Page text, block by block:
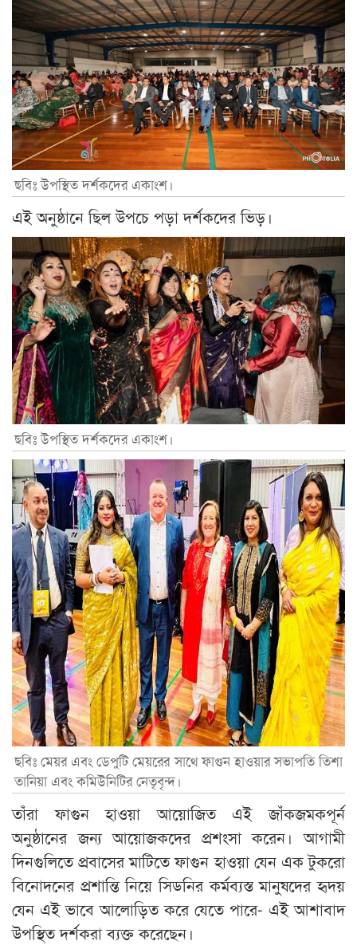
ছবিঃ উপস্থিত দর্শকদের একাংশ।
এই অনুষ্ঠানে ছিল উপচে পড়া দর্শকদের ভিড়।
ছবিঃ উপস্থিত দর্শকদের একাংশ।
ছবিঃ মেয়র এবং ডেপুটি মেয়রের সাথে ফাগুন হাওয়ার সভাপতি তিশা
তানিয়া এবং কমিউনিটির নেতৃবৃন্দ।
তাঁরা ফাগুন হাওয়া আয়োজিত এই জাঁকজমকপূর্ন
অনুষ্ঠানের জন্য আয়োজকদের প্রশংসা করেন। আগামী
দিনগুলিতে প্রবাসের মাটিতে ফাগুন হাওয়া যেন এক টুকরো
বিনোদনের প্রশান্তি নিয়ে সিডনির কর্মব্যস্ত মানুষদের হৃদয়
যেন এই ভাবে আলোড়িত করে যেতে পারে- এই আশাবাদ
উপস্থিত দর্শকরা ব্যক্ত করেছেন।